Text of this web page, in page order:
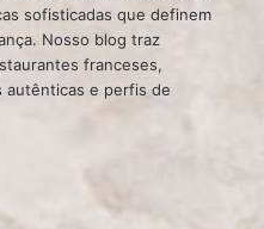
sofisticadas que definem
Nosso blog traz
franceses,
autênticas e perfis de